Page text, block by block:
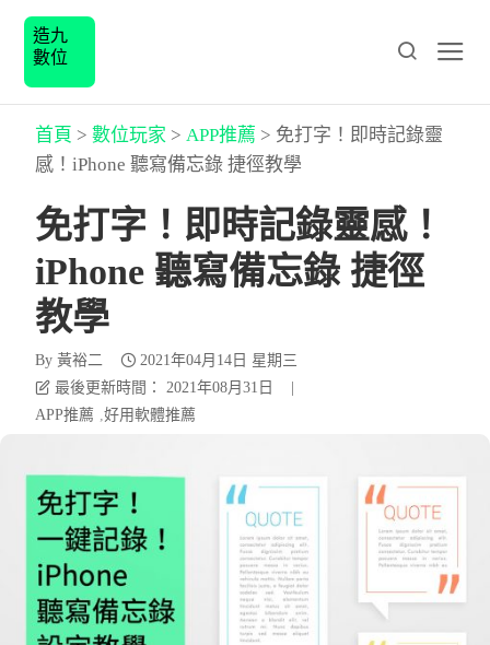
造九
數位
首頁 > 數位玩家 > APP推薦 > 免打字！即時記錄靈
感！iPhone 聽寫備忘錄 捷徑教學
免打字！即時記錄靈感！
iPhone 聽寫備忘錄 捷徑
教學
By 黃裕二
2021年04月14日 星期三
最後更新時間： 2021年08月31日
APP推薦
好用軟體推薦